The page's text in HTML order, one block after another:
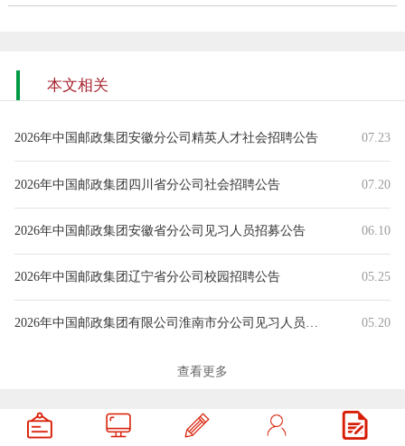
本文相关
2026年中国邮政集团安徽分公司精英人才社会招聘公告 07.23
2026年中国邮政集团四川省分公司社会招聘公告 07.20
2026年中国邮政集团安徽省分公司见习人员招募公告 06.10
2026年中国邮政集团辽宁省分公司校园招聘公告 05.25
2026年中国邮政集团有限公司淮南市分公司见习人员招募公告 05.20
2026年中国邮政集团湖南省分公司春季校园招聘公告
2026年中国邮政集团宁夏分公司春季校园招聘公告 04.09
查看更多